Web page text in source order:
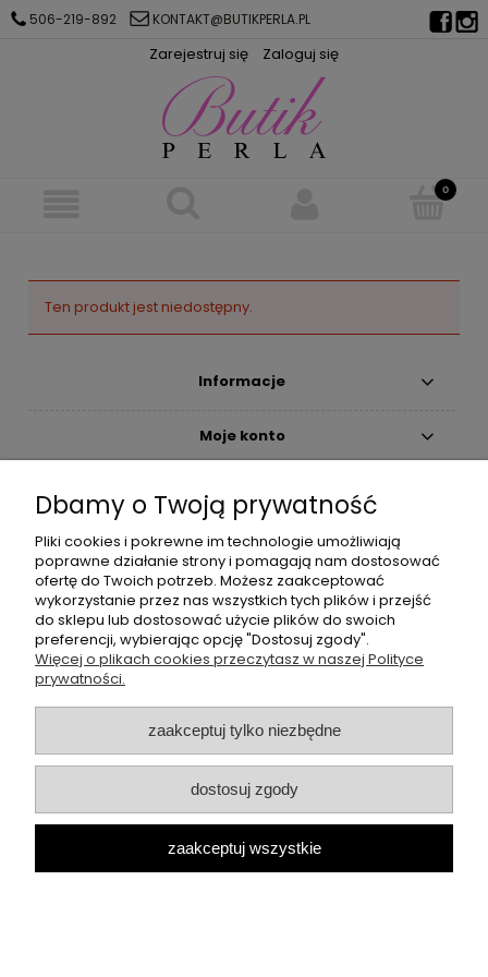
506-219-892 KONTAKT@BUTIKPERLA.PL
Zarejestruj się Zaloguj się
Ten produkt jest niedostępny.
Informacje
Moje konto
Płatności i dostawa
O nas
Butikperla.pl- oferujemy swetry, bluzki, spodnie oraz halki
polskich producentów, takich jak: cocomore, lila lou.
Sklep internetowy Butik Perla | ul. Przemysłowa 11, 42-262
Kolonia Borek |
NIP: 6423150603 | REGON: 389764606
pokaż pełną wersję strony
Dbamy o Twoją prywatność
Pliki cookies i pokrewne im technologie umożliwiają
poprawne działanie strony i pomagają nam dostosować
ofertę do Twoich potrzeb. Możesz zaakceptować
wykorzystanie przez nas wszystkich tych plików i przejść
do sklepu lub dostosować użycie plików do swoich
preferencji, wybierając opcję "Dostosuj zgody".
Więcej o plikach cookies przeczytasz w naszej Polityce
prywatności.
zaakceptuj tylko niezbędne
dostosuj zgody
zaakceptuj wszystkie